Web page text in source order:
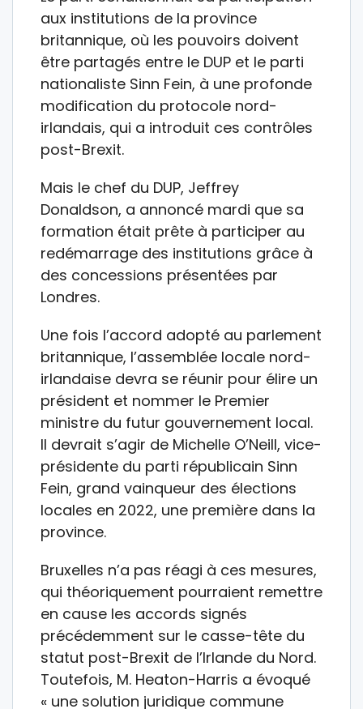
aux institutions de la province
britannique, où les pouvoirs doivent
être partagés entre le DUP et le parti
nationaliste Sinn Fein, à une profonde
modification du protocole nord-
irlandais, qui a introduit ces contrôles
post-Brexit.
Mais le chef du DUP, Jeffrey
Donaldson, a annoncé mardi que sa
formation était prête à participer au
redémarrage des institutions grâce à
des concessions présentées par
Londres.
Une fois l’accord adopté au parlement
britannique, l’assemblée locale nord-
irlandaise devra se réunir pour élire un
président et nommer le Premier
ministre du futur gouvernement local.
Il devrait s’agir de Michelle O’Neill, vice-
présidente du parti républicain Sinn
Fein, grand vainqueur des élections
locales en 2022, une première dans la
province.
Bruxelles n’a pas réagi à ces mesures,
qui théoriquement pourraient remettre
en cause les accords signés
précédemment sur le casse-tête du
statut post-Brexit de l’Irlande du Nord.
Toutefois, M. Heaton-Harris a évoqué
« une solution juridique commune